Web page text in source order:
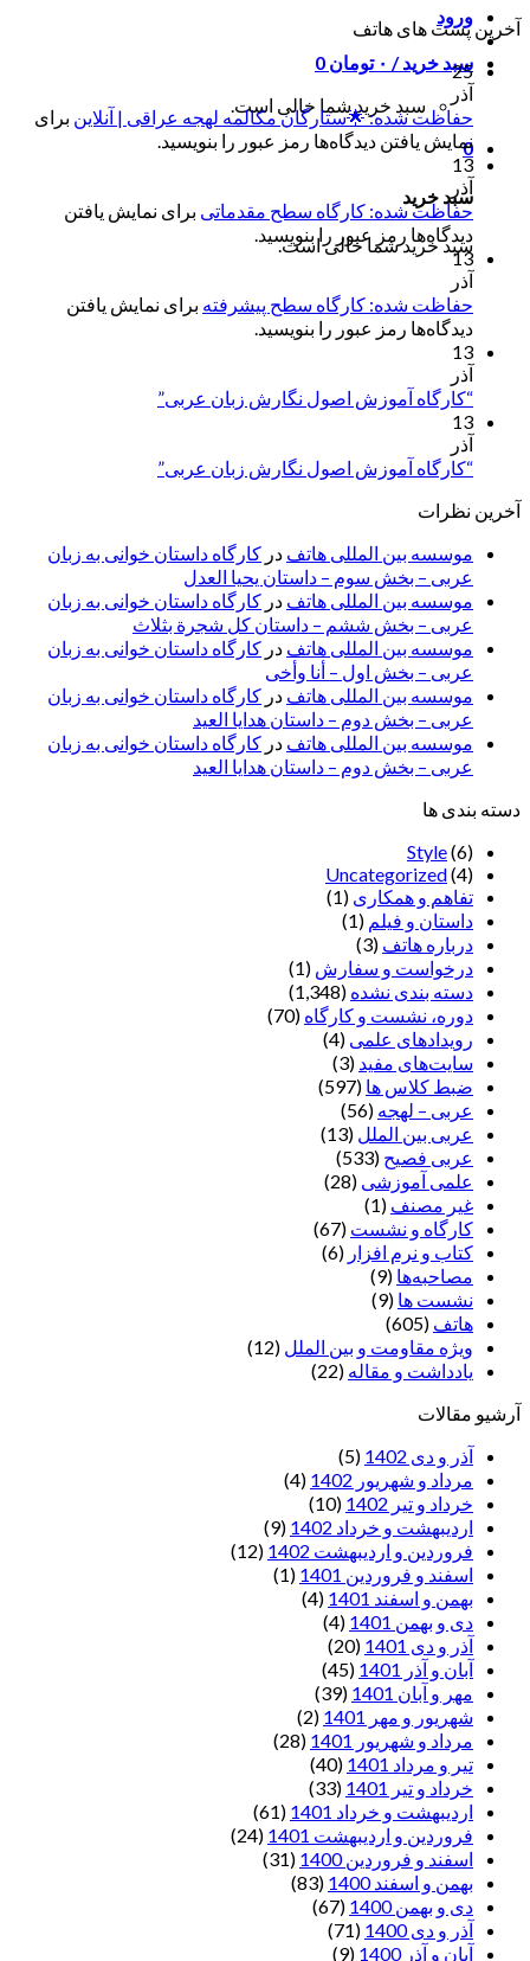
ورود
سبد خرید / ۰ تومان 0
سبد خرید شما خالی است.
0
سبد خرید
سبد خرید شما خالی است.
آخرین پست های هاتف
25
آذر
حفاظت شده: 🌟ستارگان مکالمه لهجه عراقی | آنلاین برای
نمایش یافتن دیدگاه‌ها رمز عبور را بنویسید.
13
آذر
حفاظت شده: کارگاه سطح مقدماتی برای نمایش یافتن
دیدگاه‌ها رمز عبور را بنویسید.
13
آذر
حفاظت شده: کارگاه سطح پیشرفته برای نمایش یافتن
دیدگاه‌ها رمز عبور را بنویسید.
13
آذر
“کارگاه آموزش اصول نگارش زبان عربی”
13
آذر
“کارگاه آموزش اصول نگارش زبان عربی”
آخرین نظرات
موسسه بین المللی هاتف در کارگاه داستان خوانی به زبان
عربی – بخش سوم – داستان یحیا العدل
موسسه بین المللی هاتف در کارگاه داستان خوانی به زبان
عربی – بخش ششم – داستان کل شجرة بثلاث
موسسه بین المللی هاتف در کارگاه داستان خوانی به زبان
عربی – بخش اول – أنا وأخی
موسسه بین المللی هاتف در کارگاه داستان خوانی به زبان
عربی – بخش دوم – داستان هدایا العید
موسسه بین المللی هاتف در کارگاه داستان خوانی به زبان
عربی – بخش دوم – داستان هدایا العید
دسته بندی ها
Style(6)
Uncategorized(4)
تفاهم و همکاری (1)
داستان و فیلم (1)
درباره هاتف (3)
درخواست و سفارش (1)
دسته بندی نشده (1,348)
دوره، نشست و کارگاه (70)
رویدادهای علمی (4)
سایت‌های مفید (3)
ضبط کلاس ها (597)
عربی – لهجه (56)
عربی بین الملل (13)
عربی فصیح (533)
علمی آموزشی (28)
غير مصنف (1)
کارگاه و نشست (67)
کتاب و نرم افزار (6)
مصاحبه‌ها (9)
نشست ها (9)
هاتف (605)
ویژه مقاومت و بین الملل (12)
یادداشت‌ و مقاله (22)
آرشیو مقالات
آذر و دی 1402
(5)
مرداد و شهریور 1402
(4)
خرداد و تیر 1402
(10)
اردیبهشت و خرداد 1402
(9)
فروردین و اردیبهشت 1402
(12)
اسفند و فروردین 1401
(1)
بهمن و اسفند 1401
(4)
دی و بهمن 1401
(4)
آذر و دی 1401
(20)
آبان و آذر 1401
(45)
مهر و آبان 1401
(39)
شهریور و مهر 1401
(2)
مرداد و شهریور 1401
(28)
تیر و مرداد 1401
(40)
خرداد و تیر 1401
(33)
اردیبهشت و خرداد 1401
(61)
فروردین و اردیبهشت 1401
(24)
اسفند و فروردین 1400
(31)
بهمن و اسفند 1400
(83)
دی و بهمن 1400
(67)
آذر و دی 1400
(71)
آبان و آذر 1400
(9)